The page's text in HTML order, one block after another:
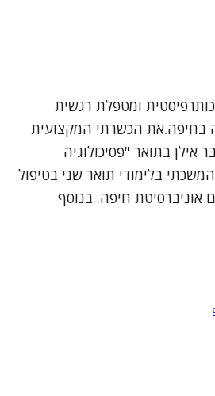
ומטפלת רגשית
בחיפה.את הכשרתי המקצועית
אילן בתואר "פסיכולוגיה
המשכתי בלימודי תואר שני בטיפול
אוניברסיטת חיפה. בנוסף